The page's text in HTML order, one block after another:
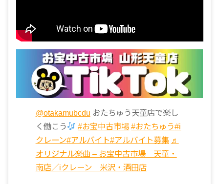
@otakamubcdu おたちゅう天童店で楽し
く働こう
#お宝中古市場 #おたちゅう#i
クレーン#アルバイト#アルバイト募集 ♬
オリジナル楽曲 – お宝中古市場 天童・
南店／iクレーン 米沢・酒田店